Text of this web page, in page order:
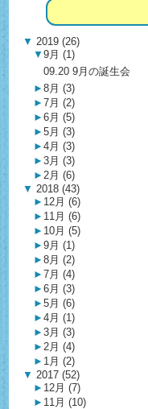
▼ 2019 (26)
▼ 9月 (1)
09.20 9月の誕生会
► 8月 (3)
► 7月 (2)
► 6月 (5)
► 5月 (3)
► 4月 (3)
► 3月 (3)
► 2月 (6)
▼ 2018 (43)
► 12月 (6)
► 11月 (6)
► 10月 (5)
► 9月 (1)
► 8月 (2)
► 7月 (4)
► 6月 (3)
► 5月 (6)
► 4月 (1)
► 3月 (3)
► 2月 (4)
► 1月 (2)
▼ 2017 (52)
► 12月 (7)
► 11月 (10)